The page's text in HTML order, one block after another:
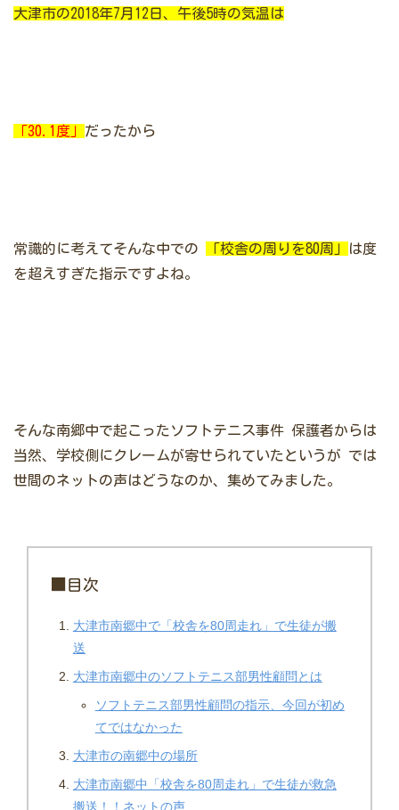
大津市の2018年7月12日、午後5時の気温は
「30.1度」 だったから
常識的に考えてそんな中での 「校舎の周りを80周」
は度
を超えすぎた指示ですよね。
そんな南郷中で起こったソフトテニス事件 保護者からは
当然、学校側にクレームが寄せられていたというが では
世間のネットの声はどうなのか、集めてみました。
■目次
大津市南郷中で「校舎を80周走れ」で生徒が搬
送
大津市南郷中のソフトテニス部男性顧問とは
ソフトテニス部男性顧問の指示、今回が初め
てではなかった
大津市の南郷中の場所
大津市南郷中「校舎を80周走れ」で生徒が救急
搬送！！ネットの声